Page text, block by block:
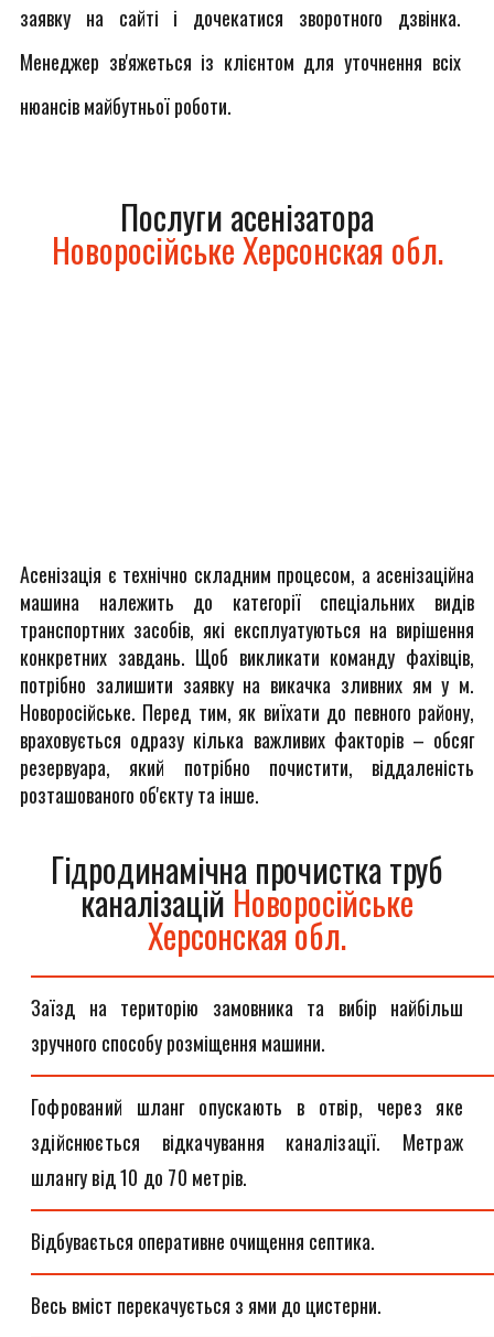
заявку на сайті і дочекатися зворотного дзвінка.
Менеджер зв'яжеться із клієнтом для уточнення всіх
нюансів майбутньої роботи.
Послуги асенізатора
Новоросійське Херсонская обл.
Асенізація є технічно складним процесом, а асенізаційна
машина належить до категорії спеціальних видів
транспортних засобів, які експлуатуються на вирішення
конкретних завдань. Щоб викликати команду фахівців,
потрібно залишити заявку на викачка зливних ям у м.
Новоросійське. Перед тим, як виїхати до певного району,
враховується одразу кілька важливих факторів – обсяг
резервуара, який потрібно почистити, віддаленість
розташованого об'єкту та інше.
Гідродинамічна прочистка труб
каналізацій Новоросійське
Херсонская обл.
Заїзд на територію замовника та вибір найбільш
зручного способу розміщення машини.
Гофрований шланг опускають в отвір, через яке
здійснюється відкачування каналізації. Метраж
шлангу від 10 до 70 метрів.
Відбувається оперативне очищення септика.
Весь вміст перекачується з ями до цистерни.